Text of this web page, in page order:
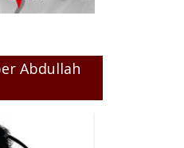
Abdullah